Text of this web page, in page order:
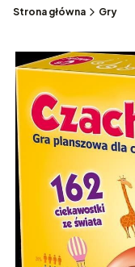
Strona główna Gry